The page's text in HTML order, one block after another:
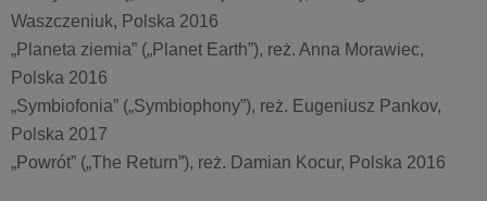
Waszczeniuk, Polska 2016
„Planeta ziemia” („Planet Earth”), reż. Anna Morawiec,
Polska 2016
„Symbiofonia” („Symbiophony”), reż. Eugeniusz Pankov,
Polska 2017
„Powrót” („The Return”), reż. Damian Kocur, Polska 2016